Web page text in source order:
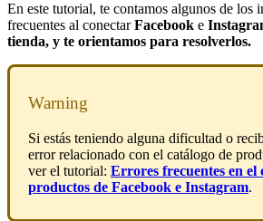
En este tutorial, te contamos algunos de los
frecuentes al conectarFacebook e
tienda, y te orientamos para resolverlos.
Warning
Si estás teniendo alguna dificultad o
error relacionado con el catálogo de
ver el tutorial: Errores frecuentes en el
productos de Facebook e Instagram.